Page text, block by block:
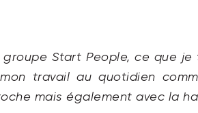
groupe Start People, ce que
travail au quotidien
mais également avec la